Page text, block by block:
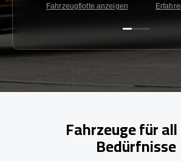
Fahrzeugflotte anzeigen
Fahrzeuge für
Bedürfnisse